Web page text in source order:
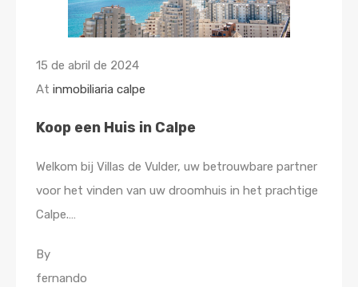
15 de abril de 2024
At inmobiliaria calpe
Koop een Huis in Calpe
Welkom bij Villas de Vulder, uw betrouwbare partner
voor het vinden van uw droomhuis in het prachtige
Calpe.…
By
fernando